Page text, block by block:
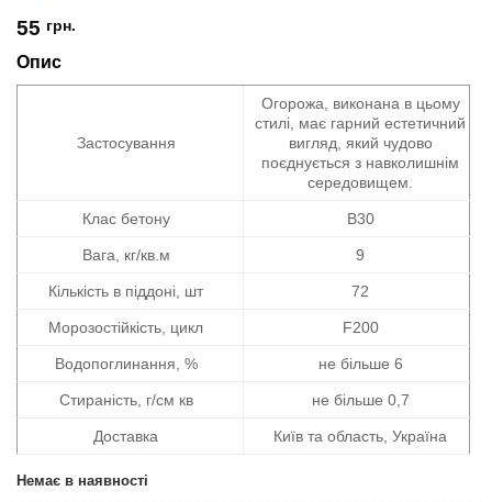
55 грн.
Опис
Застосування
Огорожа, виконана в цьому
стилі, має гарний естетичний
вигляд, який чудово
поєднується з навколишнім
середовищем.
Клас бетону В30
Вага, кг/кв.м 9
Кількість в піддоні, шт 72
Морозостійкість, цикл F200
Водопоглинання, % не більше 6
Стираність, г/см кв не більше 0,7
Доставка Київ та область, Україна
Немає в наявності